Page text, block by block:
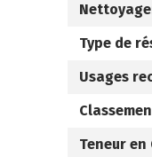
Type de
Usages
Teneur en